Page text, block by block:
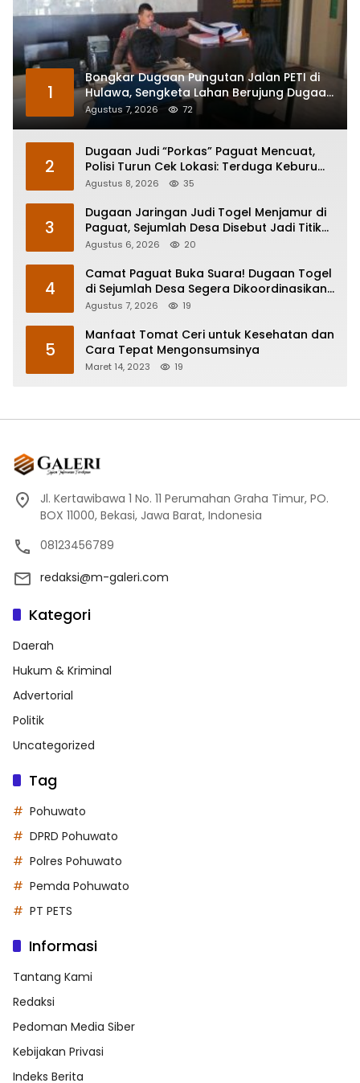
1
Bongkar Dugaan Pungutan Jalan PETI di
Hulawa, Sengketa Lahan Berujung Dugaan
Pengeroyokan
Agustus 7, 2026 72
2
Dugaan Judi “Porkas” Paguat Mencuat,
Polisi Turun Cek Lokasi: Terduga Keburu
Menghilang
Agustus 8, 2026 35
3
Dugaan Jaringan Judi Togel Menjamur di
Paguat, Sejumlah Desa Disebut Jadi Titik
Operasi
Agustus 6, 2026 20
4
Camat Paguat Buka Suara! Dugaan Togel
di Sejumlah Desa Segera Dikoordinasikan
ke Polisi
Agustus 7, 2026 19
5
Manfaat Tomat Ceri untuk Kesehatan dan
Cara Tepat Mengonsumsinya
Maret 14, 2023 19
Jl. Kertawibawa 1 No. 11 Perumahan Graha Timur, PO.
BOX 11000, Bekasi, Jawa Barat, Indonesia
08123456789
redaksi@m-galeri.com
Kategori
Daerah
Hukum & Kriminal
Advertorial
Politik
Uncategorized
Tag
Pohuwato
DPRD Pohuwato
Polres Pohuwato
Pemda Pohuwato
PT PETS
Informasi
Tantang Kami
Redaksi
Pedoman Media Siber
Kebijakan Privasi
Indeks Berita